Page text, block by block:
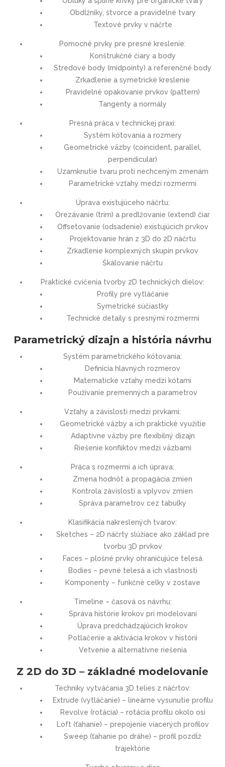
Obdĺžniky, štvorce a pravidelné tvary
Textové prvky v náčrte
Pomocné prvky pre presné kreslenie:
Konštrukčné čiary a body
Stredové body (midpointy) a referenčné body
Zrkadlenie a symetrické kreslenie
Pravidelné opakovanie prvkov (pattern)
Tangenty a normály
Presná práca v technickej praxi:
Systém kótovania a rozmery
Geometrické väzby (coincident, parallel,
perpendicular)
Uzamknutie tvaru proti nechceným zmenám
Parametrické vzťahy medzi rozmermi
Úprava existujúceho náčrtu:
Orezávanie (trim) a predlžovanie (extend) čiar
Offsetovanie (odsadenie) existujúcich prvkov
Projektovanie hrán z 3D do 2D náčrtu
Zrkadlenie komplexných skupín prvkov
Škálovanie náčrtu
Praktické cvičenia tvorby 2D technických dielov:
Profily pre vytláčanie
Symetrické súčiastky
Technické detaily s presnými rozmermi
Parametrický dizajn a história návrhu
Systém parametrického kótovania:
Definícia hlavných rozmerov
Matematické vzťahy medzi kótami
Používanie premenných a parametrov
Vzťahy a závislosti medzi prvkami:
Geometrické väzby a ich praktické využitie
Adaptívne väzby pre flexibilný dizajn
Riešenie konfliktov medzi väzbami
Práca s rozmermi a ich úprava:
Zmena hodnôt a propagácia zmien
Kontrola závislostí a vplyvov zmien
Správa parametrov cez tabuľky
Klasifikácia nakreslených tvarov:
Sketches – 2D náčrty slúžiace ako základ pre
tvorbu 3D prvkov
Faces – plošné prvky ohraničujúce telesá
Bodies – pevné telesá a ich vlastnosti
Komponenty – funkčné celky v zostave
Timeline – časová os návrhu:
Správa histórie krokov pri modelovaní
Úprava predchádzajúcich krokov
Potlačenie a aktivácia krokov v histórii
Vetvenie a alternatívne riešenia
Z 2D do 3D – základné modelovanie
Techniky vytváčania 3D telies z náčrtov:
Extrude (vytláčanie) – lineárne vysunutie profilu
Revolve (rotácia) – rotácia profilu okolo osi
Loft (ťahanie) – prepojenie viacerých profilov
Sweep (ťahanie po dráhe) – profil pozdĺž
trajektórie